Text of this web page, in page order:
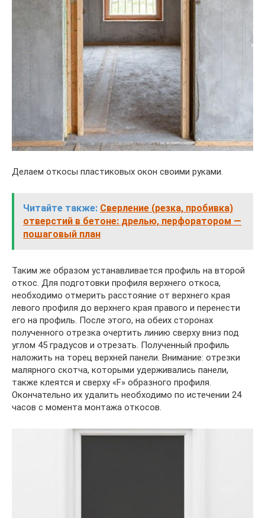
Делаем откосы пластиковых окон своими руками.
Читайте также: Сверление (резка, пробивка)
отверстий в бетоне: дрелью, перфоратором —
пошаговый план
Таким же образом устанавливается профиль на второй
откос. Для подготовки профиля верхнего откоса,
необходимо отмерить расстояние от верхнего края
левого профиля до верхнего края правого и перенести
его на профиль. После этого, на обеих сторонах
полученного отрезка очертить линию сверху вниз под
углом 45 градусов и отрезать. Полученный профиль
наложить на торец верхней панели. Внимание: отрезки
малярного скотча, которыми удерживались панели,
также клеятся и сверху «F» образного профиля.
Окончательно их удалить необходимо по истечении 24
часов с момента монтажа откосов.